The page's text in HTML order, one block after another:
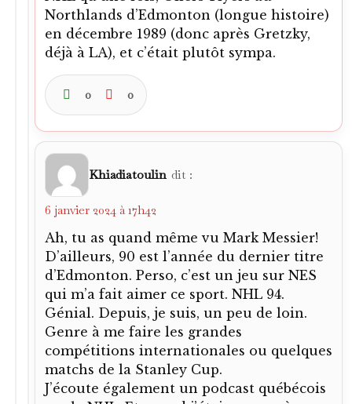
Northlands d’Edmonton (longue histoire)
en décembre 1989 (donc après Gretzky,
déjà à LA), et c’était plutôt sympa.
0 0
Khiadiatoulin dit :
6 janvier 2024 à 17h42
Ah, tu as quand même vu Mark Messier!
D’ailleurs, 90 est l’année du dernier titre
d’Edmonton. Perso, c’est un jeu sur NES
qui m’a fait aimer ce sport. NHL 94.
Génial. Depuis, je suis, un peu de loin.
Genre à me faire les grandes
compétitions internationales ou quelques
matchs de la Stanley Cup.
J’écoute également un podcast québécois